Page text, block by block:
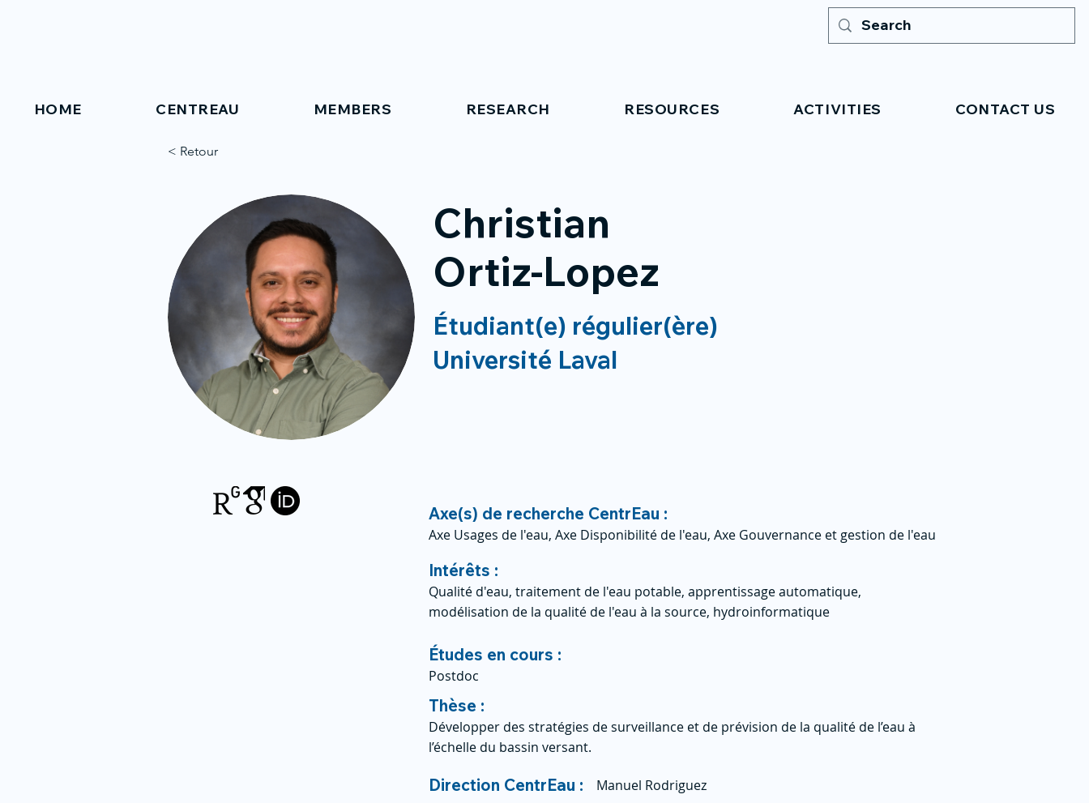
HOME CENTREAU MEMBERS RESEARCH RESOURCES ACTIVITIES CONTACT US
< Retour
Christian
Ortiz-Lopez
Étudiant(e) régulier(ère)
Université Laval
Axe(s) de recherche CentrEau :
Axe Usages de l'eau, Axe Disponibilité de l'eau, Axe Gouvernance et gestion de l'eau
Intérêts :
Qualité d'eau, traitement de l'eau potable, apprentissage automatique,
modélisation de la qualité de l'eau à la source, hydroinformatique
Études en cours :
Postdoc
Thèse :
Développer des stratégies de surveillance et de prévision de la qualité de l’eau à
l’échelle du bassin versant.
Direction CentrEau : Manuel Rodriguez